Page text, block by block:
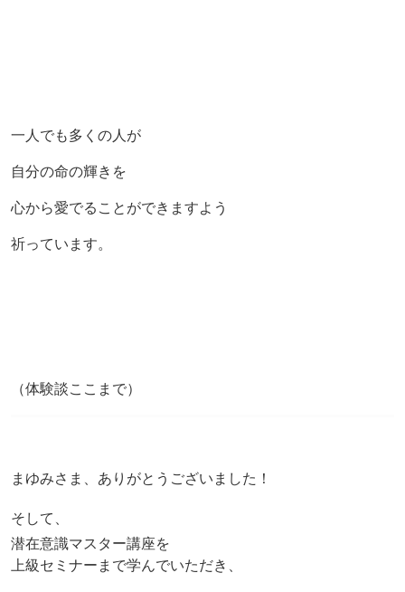
一人でも多くの人が
自分の命の輝きを
心から愛でることができますよう
祈っています。
（体験談ここまで）
まゆみさま、ありがとうございました！
そして、
潜在意識マスター講座を
上級セミナーまで学んでいただき、